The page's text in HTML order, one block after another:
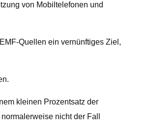
von Mobiltelefonen und
Quellen ein vernünftiges Ziel,
kleinen Prozentsatz der
nicht der Fall